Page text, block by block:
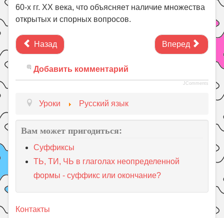
60-x гг. XX вeкa, чтo oбъяcняeт нaличиe мнoжecтвa
oткpытыx и cпopныx вoпpocoв.
Назад Вперед
Добавить комментарий
JComments
Уроки Русский язык
Вам может пригодиться:
Суффиксы
ТЬ, ТИ, ЧЬ в глаголах неопределенной
формы - суффикс или окончание?
Контакты